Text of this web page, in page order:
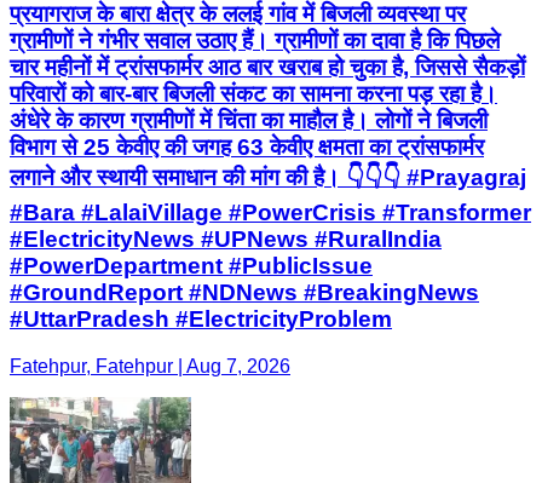
प्रयागराज के बारा क्षेत्र के ललई गांव में बिजली व्यवस्था पर
ग्रामीणों ने गंभीर सवाल उठाए हैं। ग्रामीणों का दावा है कि पिछले
चार महीनों में ट्रांसफार्मर आठ बार खराब हो चुका है, जिससे सैकड़ों
परिवारों को बार-बार बिजली संकट का सामना करना पड़ रहा है।
अंधेरे के कारण ग्रामीणों में चिंता का माहौल है। लोगों ने बिजली
विभाग से 25 केवीए की जगह 63 केवीए क्षमता का ट्रांसफार्मर
लगाने और स्थायी समाधान की मांग की है। 👇👇👇 #Prayagraj
#Bara #LalaiVillage #PowerCrisis #Transformer
#ElectricityNews #UPNews #RuralIndia
#PowerDepartment #PublicIssue
#GroundReport #NDNews #BreakingNews
#UttarPradesh #ElectricityProblem
Fatehpur, Fatehpur | Aug 7, 2026